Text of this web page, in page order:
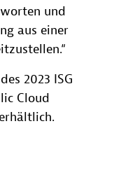
und
aus einer
2023 ISG
Cloud
erhältlich.